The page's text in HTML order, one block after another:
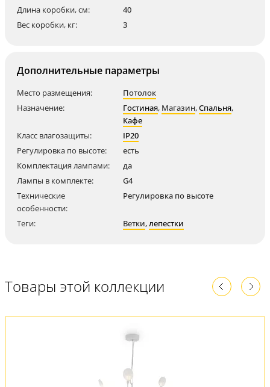
Длина коробки, см:
40
Вес коробки, кг:
3
Дополнительные параметры
Место размещения:
Потолок
Назначение:
Гостиная, Магазин,Спальня,
Кафе
Класс влагозащиты:
IP20
Регулировка по высоте:
есть
Комплектация лампами:
да
Лампы в комплекте:
G4
Технические
особенности:
Регулировка по высоте
Теги: Ветки,лепестки
Товары этой коллекции